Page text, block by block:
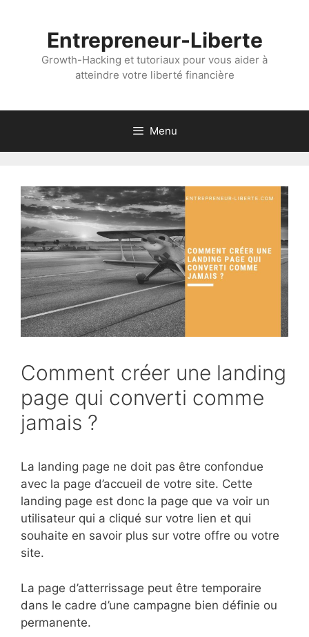
Entrepreneur-Liberte
Growth-Hacking et tutoriaux pour vous aider à
atteindre votre liberté financière
Menu
Comment créer une landing
page qui converti comme
jamais ?
La landing page ne doit pas être confondue
avec la page d’accueil de votre site. Cette
landing page est donc la page que va voir un
utilisateur qui a cliqué sur votre lien et qui
souhaite en savoir plus sur votre offre ou votre
site.
La page d’atterrissage peut être temporaire
dans le cadre d’une campagne bien définie ou
permanente.